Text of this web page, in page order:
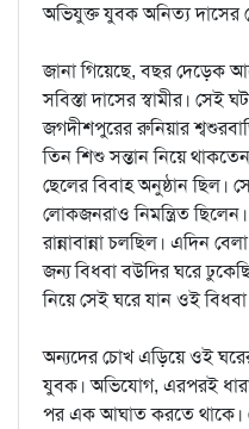
অভিযুক্ত যুবক অনিত্য দাসের
জানা গিয়েছে, বছর দেড়েক
সবিস্তা দাসের স্বামীর। সেই
জগদীশপুরের রুনিয়ার
তিন শিশু সন্তান নিয়ে
ছেলের বিবাহ অনুষ্ঠান ছিল।
লোকজনরাও নিমন্ত্রিত
রান্নাবান্না চলছিল। এদিন
জন্য বিধবা বউদির ঘরে
নিয়ে সেই ঘরে যান ওই
অন্যদের চোখ এড়িয়ে ওই
যুবক। অভিযোগ, এরপরই
পর এক আঘাত করতে থাকে।